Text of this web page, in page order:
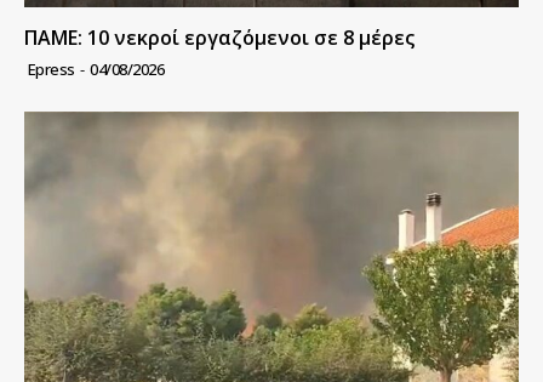
ΠΑΜΕ: 10 νεκροί εργαζόμενοι σε 8 μέρες
Epress - 04/08/2026